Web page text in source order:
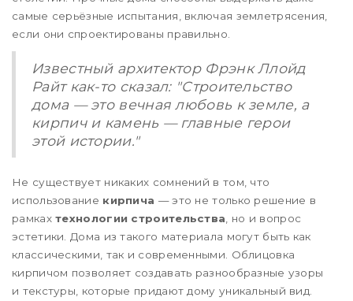
самые серьёзные испытания, включая землетрясения,
если они спроектированы правильно.
Известный архитектор Фрэнк Ллойд
Райт как-то сказал: "Строительство
дома — это вечная любовь к земле, а
кирпич и камень — главные герои
этой истории."
Не существует никаких сомнений в том, что
использование кирпича — это не только решение в
рамкахтехнологии строительства , но и вопрос
эстетики. Дома из такого материала могут быть как
классическими, так и современными. Облицовка
кирпичом позволяет создавать разнообразные узоры
и текстуры, которые придают дому уникальный вид.